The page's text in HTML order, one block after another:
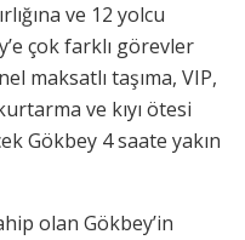
ve 12 yolcu
çok farklı görevler
maksatlı taşıma, VIP,
ve kıyı ötesi
Gökbey 4 saate yakın
olan Gökbey’in